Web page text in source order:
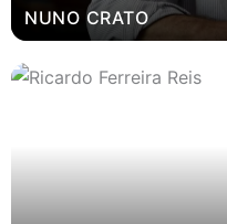
NUNO CRATO